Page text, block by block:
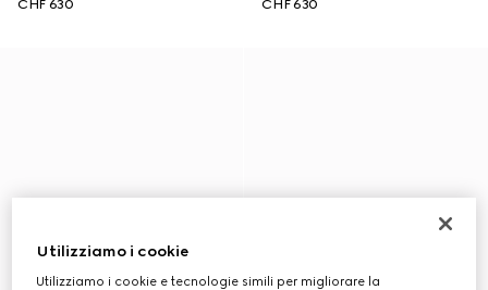
CHF 630
CHF 630
Utilizziamo i cookie
Utilizziamo i cookie e tecnologie simili per migliorare la